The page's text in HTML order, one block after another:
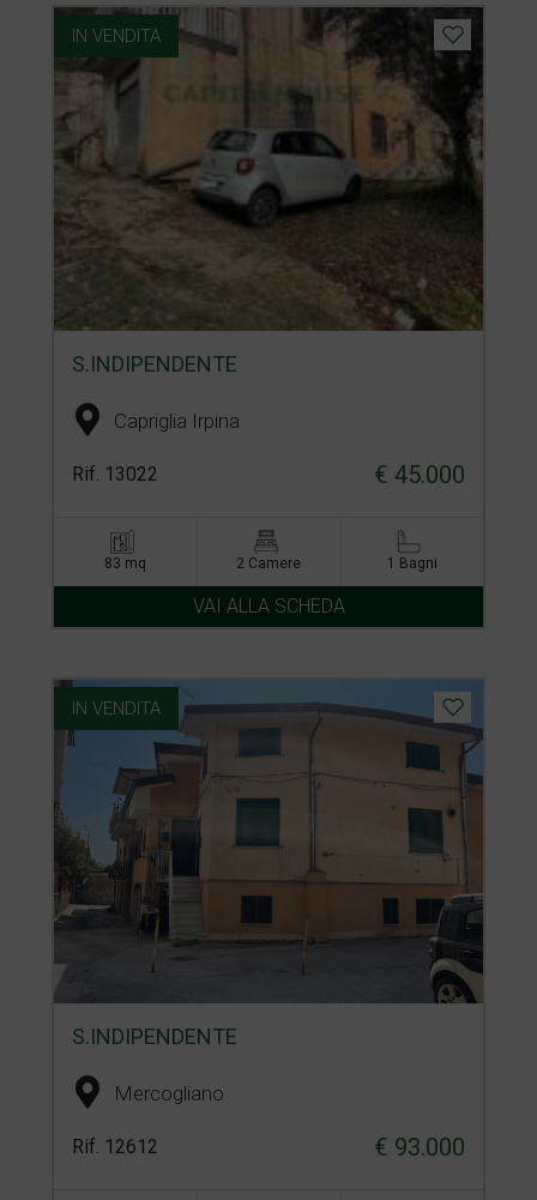
IN VENDITA
S.INDIPENDENTE
Capriglia Irpina
Rif. 13022 € 45.000
83 mq 2 Camere 1 Bagni
VAI ALLA SCHEDA
IN VENDITA
S.INDIPENDENTE
Mercogliano
Rif. 12612 € 93.000